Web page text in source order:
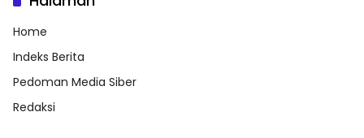
Home
Indeks Berita
Pedoman Media Siber
Redaksi